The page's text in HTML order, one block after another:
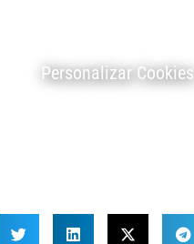
Personalizar Cookies